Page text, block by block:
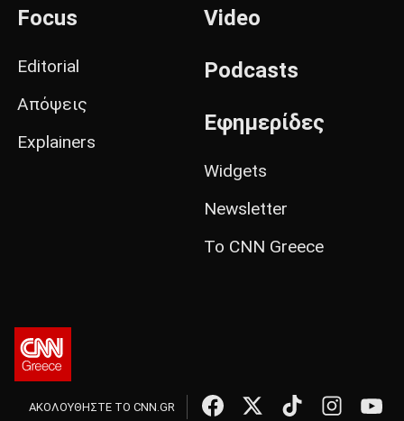
Focus
Editorial
Απόψεις
Explainers
Video
Podcasts
Εφημερίδες
Widgets
Newsletter
Το CNN Greece
ΑΚΟΛΟΥΘΗΣΤΕ ΤΟ CNN.GR